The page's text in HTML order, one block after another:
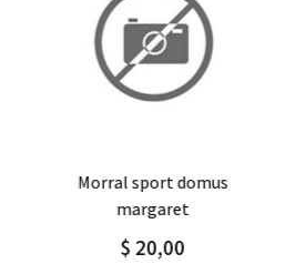
Agregar Detalle
margaret
$ 20,00